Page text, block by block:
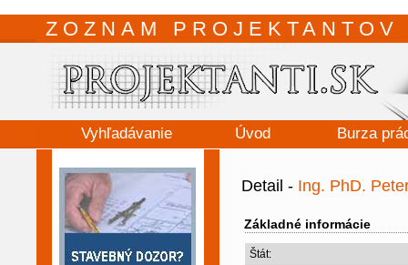
ZOZNAM
Vyhľadávanie Úvod Burza
Detail - Ing. PhD.
Základné informácie
Štát: